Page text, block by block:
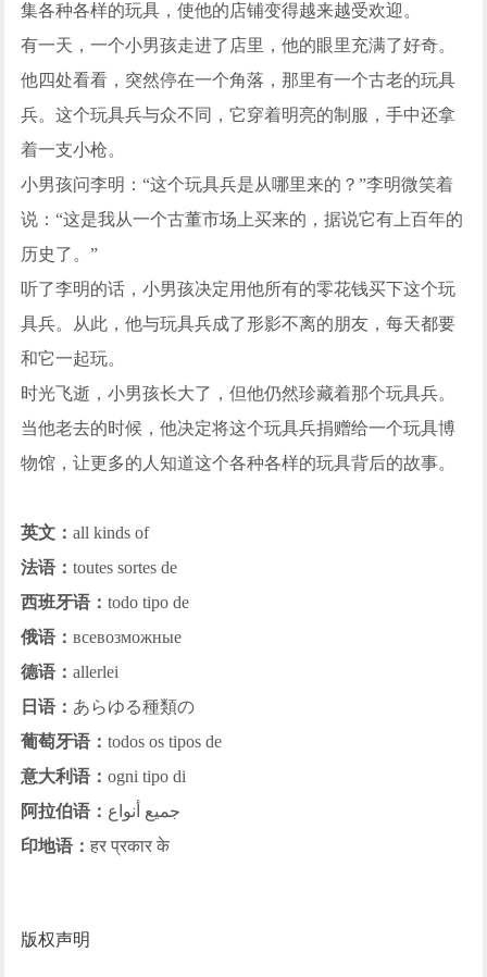
集各种各样的玩具，使他的店铺变得越来越受欢迎。
有一天，一个小男孩走进了店里，他的眼里充满了好奇。
他四处看看，突然停在一个角落，那里有一个古老的玩具
兵。这个玩具兵与众不同，它穿着明亮的制服，手中还拿
着一支小枪。
小男孩问李明：“这个玩具兵是从哪里来的？”李明微笑着
说：“这是我从一个古董市场上买来的，据说它有上百年的
历史了。”
听了李明的话，小男孩决定用他所有的零花钱买下这个玩
具兵。从此，他与玩具兵成了形影不离的朋友，每天都要
和它一起玩。
时光飞逝，小男孩长大了，但他仍然珍藏着那个玩具兵。
当他老去的时候，他决定将这个玩具兵捐赠给一个玩具博
物馆，让更多的人知道这个各种各样的玩具背后的故事。
英文：all kinds of
法语：toutes sortes de
西班牙语：todo tipo de
俄语：всевозможные
德语：allerlei
日语： あらゆる種類の
葡萄牙语：todos os tipos de
意大利语：ogni tipo di
阿拉伯语： جميع أنواع
印地语：हर प्रकार के
版权声明